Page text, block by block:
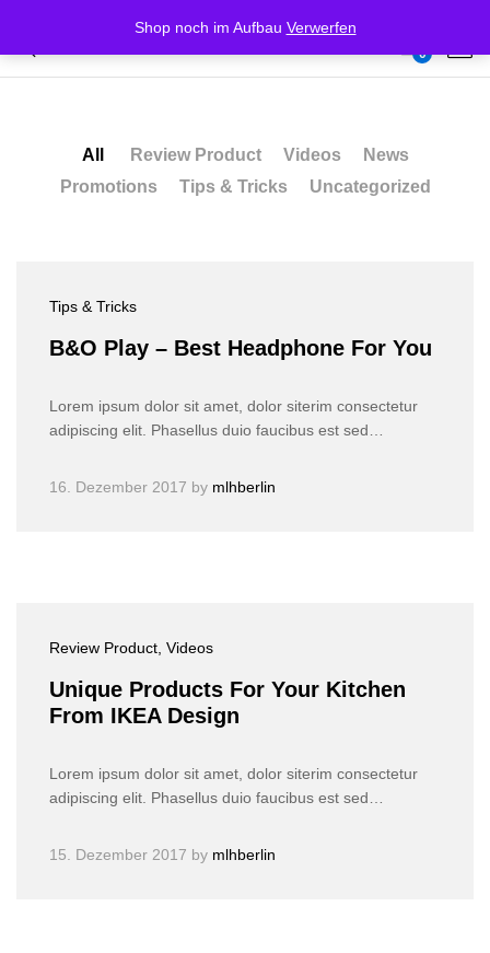
Shop noch im Aufbau Verwerfen
0
All Review Product Videos
News
Promotions
Tips & Tricks Uncategorized
Tips & Tricks
B&O Play – Best Headphone For You
Lorem ipsum dolor sit amet, dolor siterim consectetur
adipiscing elit. Phasellus duio faucibus est sed…
16. Dezember 2017 by mlhberlin
Review Product , Videos
Unique Products For Your Kitchen
From IKEA Design
Lorem ipsum dolor sit amet, dolor siterim consectetur
adipiscing elit. Phasellus duio faucibus est sed…
15. Dezember 2017 by mlhberlin